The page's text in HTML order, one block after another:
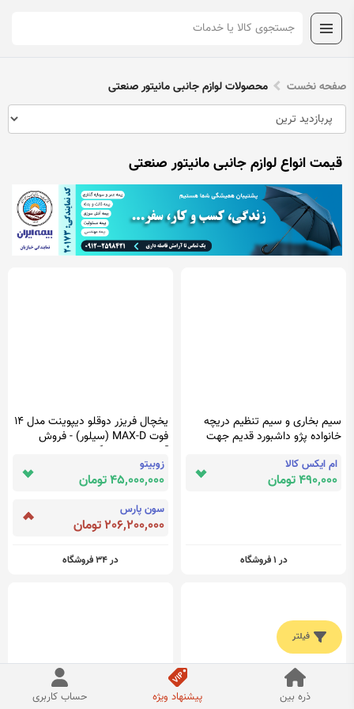
صفحه نخست محصولات لوازم جانبی مانیتور صنعتی
قیمت انواع لوازم جانبی مانیتور صنعتی
سیم بخاری و سیم تنظیم دریچه
خانواده پژو داشبورد قدیم جهت
ام ایکس کالا
490,000 تومان
در 1 فروشگاه
یخچال فریزر دوقلو دیپوینت مدل 14
فوت MAX-D (سیلور) - فروش
آنلاین لوازم خانگی سی و هفت ده
3710
زوبیتو
45,000,000 تومان
سون پارس
206,200,000 تومان
در 34 فروشگاه
فیلتر
ذره بین پیشنهاد ویژه حساب کاربری